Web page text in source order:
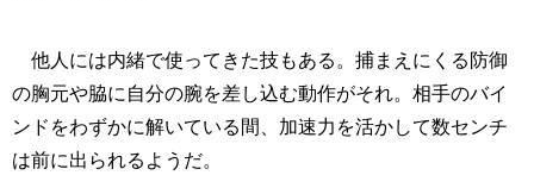
他人には内緒で使ってきた技もある。捕まえにくる防御
の胸元や脇に自分の腕を差し込む動作がそれ。相手のバイ
ンドをわずかに解いている間、加速力を活かして数センチ
は前に出られるようだ。